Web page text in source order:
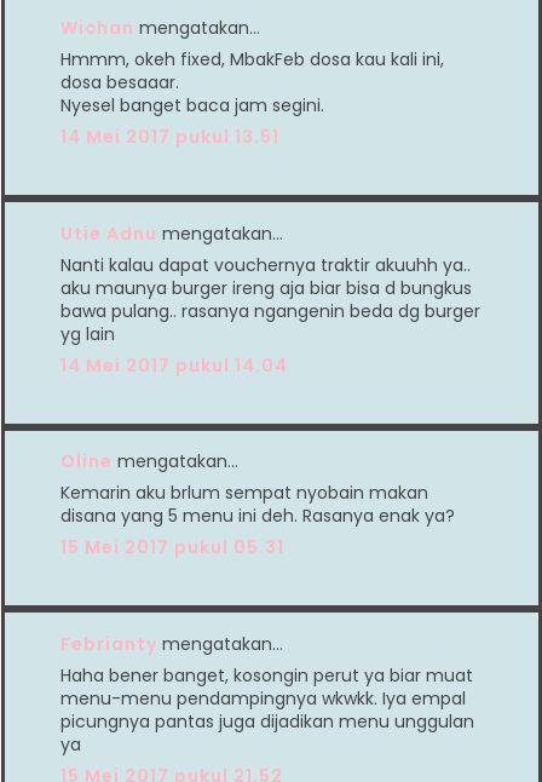
Wichan mengatakan…
Hmmm, okeh fixed, MbakFeb dosa kau kali ini,
dosa besaaar.
Nyesel banget baca jam segini.
14 Mei 2017 pukul 13.51
Utie Adnu mengatakan…
Nanti kalau dapat vouchernya traktir akuuhh ya..
aku maunya burger ireng aja biar bisa d bungkus
bawa pulang.. rasanya ngangenin beda dg burger
yg lain
14 Mei 2017 pukul 14.04
Oline mengatakan…
Kemarin aku brlum sempat nyobain makan
disana yang 5 menu ini deh. Rasanya enak ya?
15 Mei 2017 pukul 05.31
Febrianty mengatakan…
Haha bener banget, kosongin perut ya biar muat
menu-menu pendampingnya wkwkk. Iya empal
picungnya pantas juga dijadikan menu unggulan
ya
15 Mei 2017 pukul 21.52